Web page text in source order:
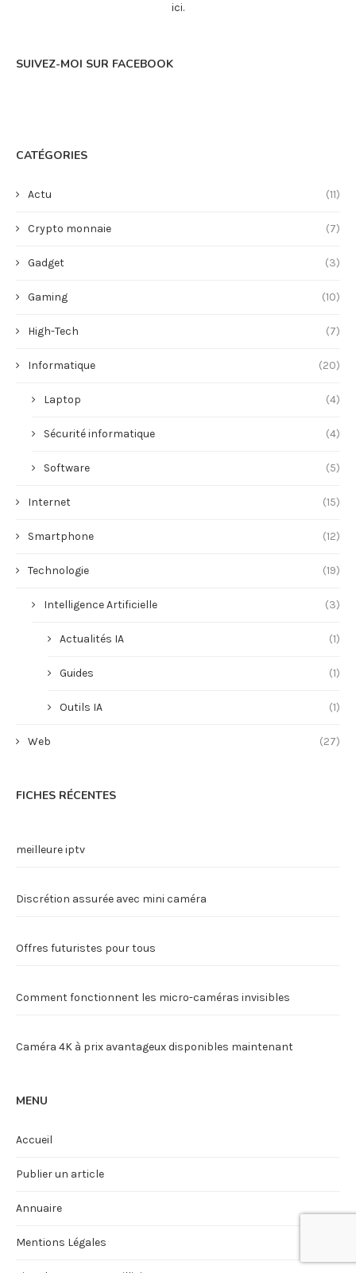
ici.
SUIVEZ-MOI SUR FACEBOOK
CATÉGORIES
Actu (11)
Crypto monnaie (7)
Gadget (3)
Gaming (10)
High-Tech (7)
Informatique (20)
Laptop (4)
Sécurité informatique (4)
Software (5)
Internet (15)
Smartphone (12)
Technologie (19)
Intelligence Artificielle (3)
Actualités IA (1)
Guides (1)
Outils IA (1)
Web (27)
FICHES RÉCENTES
meilleure iptv
Discrétion assurée avec mini caméra
Offres futuristes pour tous
Comment fonctionnent les micro-caméras invisibles
Caméra 4K à prix avantageux disponibles maintenant
MENU
Accueil
Publier un article
Annuaire
Mentions Légales